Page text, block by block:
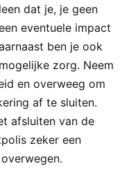
dat je, je geen
eventuele impact
ben je ook
zorg. Neem
en overweeg om
af te sluiten.
afsluiten van de
zeker een